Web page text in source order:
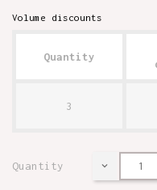
Volume discounts
Quantity
3
Quantity